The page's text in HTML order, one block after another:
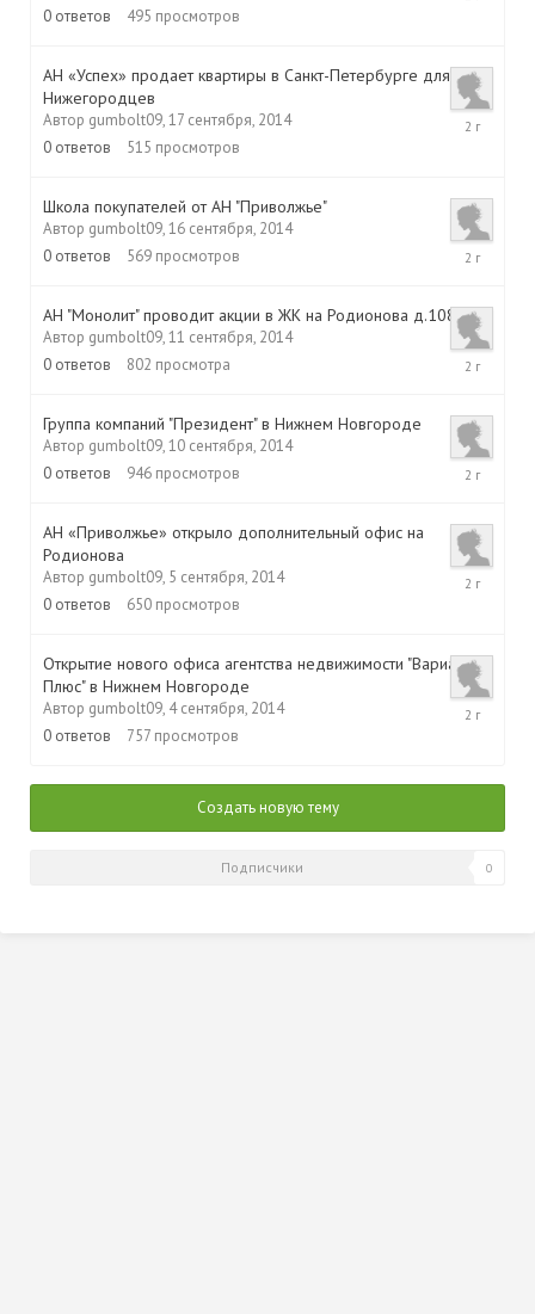
0 ответов 495 просмотров
АН «Успех» продает квартиры в Санкт-Петербурге для
Нижегородцев
Автор gumbolt09,17 сентября, 2014
0 ответов 515 просмотров
17
Школа покупателей от АН "Приволжье"
Автор gumbolt09,16 сентября, 2014
0 ответов 569 просмотров
16
АН "Монолит" проводит акции в ЖК на Родионова д.108
Автор gumbolt09,11 сентября, 2014
0 ответов 802 просмотра
11
Группа компаний "Президент" в Нижнем Новгороде
Автор gumbolt09,10 сентября, 2014
0 ответов 946 просмотров
10
АН «Приволжье» открыло дополнительный офис на
Родионова
Автор gumbolt09, 5 сентября, 2014
0 ответов 650 просмотров
Открытие нового офиса агентства недвижимости "Вариант
Плюс" в Нижнем Новгороде
Автор gumbolt09, 4 сентября, 2014
0 ответов 757 просмотров
Создать новую тему
Подписчики 0